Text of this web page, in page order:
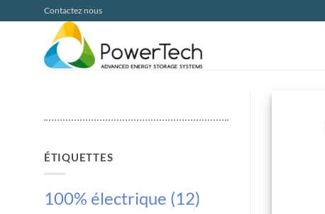
au
Contactez nous
ÉTIQUETTES
100% électrique (12)